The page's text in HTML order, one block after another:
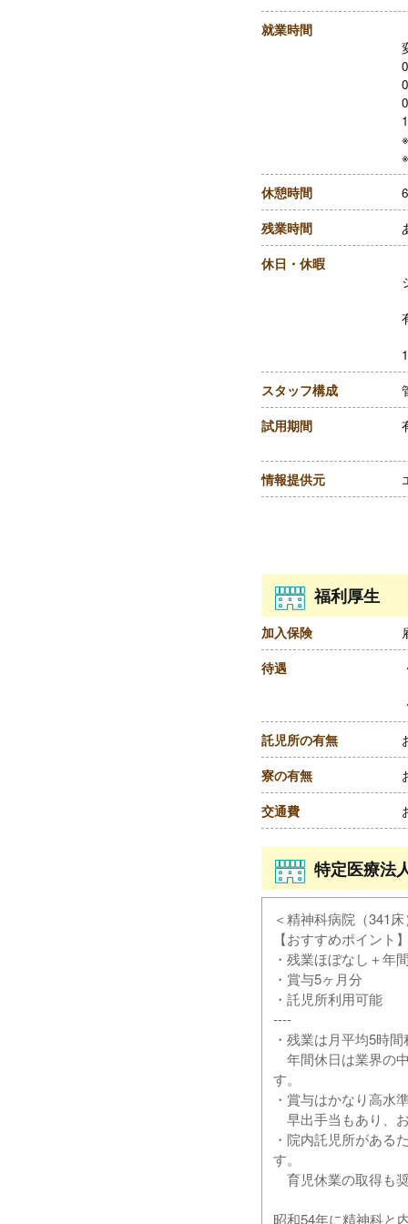
就業時間
休憩時間
残業時間
休日・休暇
スタッフ構成
試用期間
情報提供元
福利厚生
加入保険
待遇
託児所の有無
寮の有無
交通費
特定医療法
＜精神科病院（341
【おすすめポイント】
・残業ほぼなし＋年
・賞与5ヶ月分
・託児所利用可能
----
・残業は月平均5時
年間休日は業界の
す。
・賞与はかなり高水
早出手当もあり、
・院内託児所がある
す。
育児休業の取得も
昭和54年に精神科と